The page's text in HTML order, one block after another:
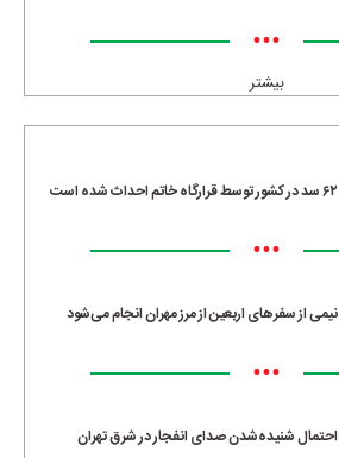
•••
بیشتر
۶۲ سد در کشور توسط قرارگاه خاتم احداث شده است
•••
نیمی از سفرهای اربعین از مرز مهران انجام می‌شود
•••
احتمال شنیده‌شدن صدای انفجار در شرق تهران